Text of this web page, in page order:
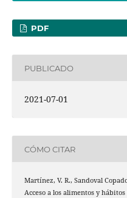
PDF
PUBLICADO
2021-07-01
CÓMO CITAR
Martínez, V. R., Sandoval
Acceso a los alimentos y